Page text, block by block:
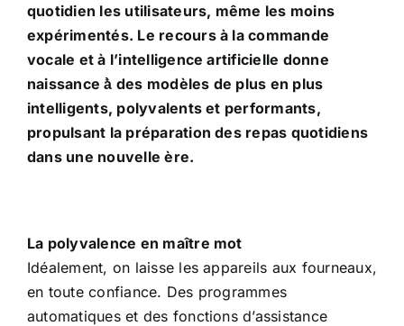
quotidien les utilisateurs, même les moins
expérimentés. Le recours à la commande
vocale et à l’intelligence artificielle donne
naissance à̀ des modèles de plus en plus
intelligents, polyvalents et performants,
propulsant la préparation des repas quotidiens
dans une nouvelle ère.
La polyvalence en maître mot
Idéalement, on laisse les appareils aux fourneaux,
en toute confiance. Des programmes
automatiques et des fonctions d’assistance